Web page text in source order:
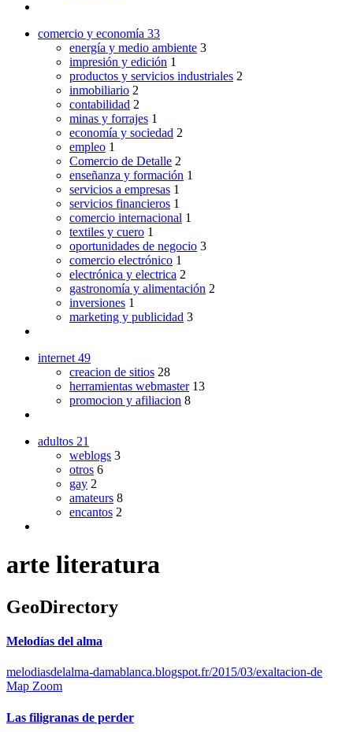
comercio y economía 33
energía y medio ambiente 3
impresión y edición 1
productos y servicios industriales 2
inmobiliario 2
contabilidad 2
minas y forrajes 1
economía y sociedad 2
empleo 1
Comercio de Detalle 2
enseñanza y formación 1
servicios a empresas 1
servicios financieros 1
comercio internacional 1
textiles y cuero 1
oportunidades de negocio 3
comercio electrónico 1
electrónica y electrica 2
gastronomía y alimentación 2
inversiones 1
marketing y publicidad 3
internet 49
creacion de sitios 28
herramientas webmaster 13
promocion y afiliacion 8
adultos 21
weblogs 3
otros 6
gay 2
amateurs 8
encantos 2
arte literatura
GeoDirectory
Melodías del alma
melodiasdelalma-damablanca.blogspot.fr/2015/03/exaltacion-de
Map Zoom
Las filigranas de perder